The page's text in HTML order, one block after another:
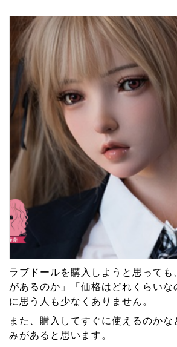
ラブドールを購入しようと思っても
があるのか」「価格はどれくらいな
に思う人も少なくありません。
また、購入してすぐに使えるのかな
みがあると思います。